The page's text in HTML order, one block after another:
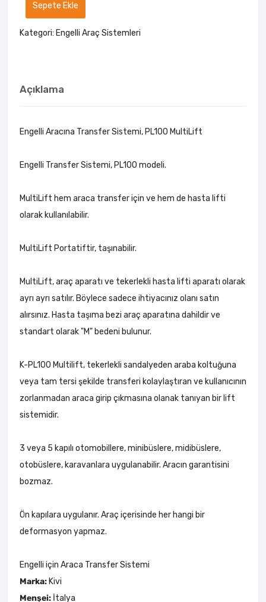
Sepete Ekle
Kategori: Engelli Araç Sistemleri
Açıklama
Engelli Aracına Transfer Sistemi, PL100 MultiLift
Engelli Transfer Sistemi, PL100 modeli.
MultiLift hem araca transfer için ve hem de hasta lifti
olarak kullanılabilir.
MultiLift Portatiftir, taşınabilir.
MultiLift, araç aparatı ve tekerlekli hasta lifti aparatı olarak
ayrı ayrı satılır. Böylece sadece ihtiyacınız olanı satın
alırsınız. Hasta taşıma bezi araç aparatına dahildir ve
standart olarak "M" bedeni bulunur.
K-PL100 Multilift, tekerlekli sandalyeden araba koltuğuna
veya tam tersi şekilde transferi kolaylaştıran ve kullanıcının
zorlanmadan araca girip çıkmasına olanak tanıyan bir lift
sistemidir.
3 veya 5 kapılı otomobillere, minibüslere, midibüslere,
otobüslere, karavanlara uygulanabilir. Aracın garantisini
bozmaz.
Ön kapılara uygulanır. Araç içerisinde her hangi bir
deformasyon yapmaz.
Engelli için Araca Transfer Sistemi
Marka: Kivi
Menşei: İtalya